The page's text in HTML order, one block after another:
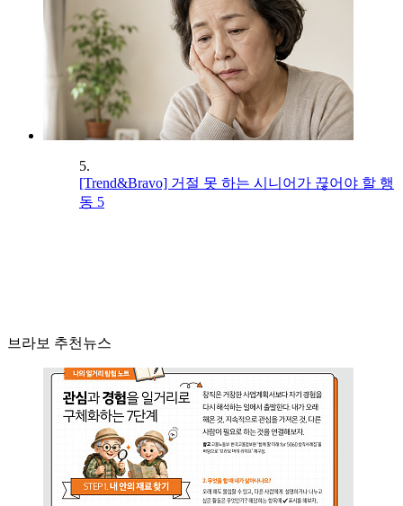
5.
[Trend&Bravo] 거절 못 하는 시니어가 끊어야 할 행
동 5
브라보 추천뉴스